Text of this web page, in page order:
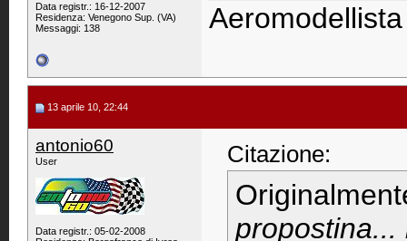
Data registr.: 16-12-2007
Residenza: Venegono Sup. (VA)
Messaggi: 138
13 aprile 10, 22:44
antonio60
User
Data registr.: 05-02-2008
Citazione:
propostina...